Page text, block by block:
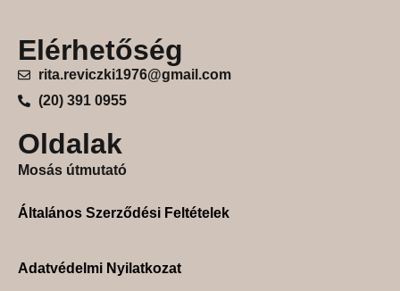
Elérhetőség
rita.reviczki1976@gmail.com
(20) 391 0955
Oldalak
Mosás útmutató
Általános Szerződési Feltételek
Adatvédelmi Nyilatkozat